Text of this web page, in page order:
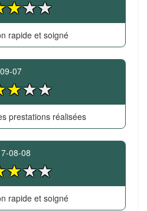
rapide et soigné
07
prestations réalisées
08-08
rapide et soigné